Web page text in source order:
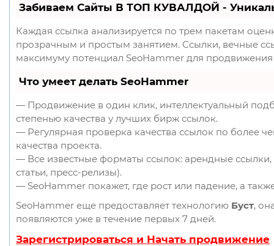
Забиваем Сайты В ТОП КУВАЛДОЙ -
Каждая ссылка анализируется по трем пакетам
прозрачным и простым занятием. Ссылки, вечные
максимуму потенциал SeoHammer для продвижения
Что умеет делать SeoHammer
— Продвижение в один клик, интеллектуальный
степенью качества у лучших бирж ссылок.
— Регулярная проверка качества ссылок по более
качества проекта.
— Все известные форматы ссылок: арендные
статьи, пресс-релизы).
— SeoHammer покажет, где рост или падение, а
SeoHammer еще предоставляет технологию Буст,
появляются уже в течение первых 7 дней.
Зарегистрироваться и Начать продвижение